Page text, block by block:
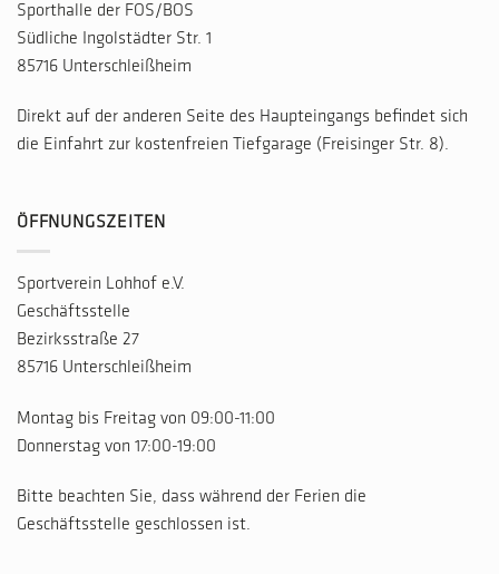
Sporthalle der FOS/BOS
Südliche Ingolstädter Str. 1
85716 Unterschleißheim
Direkt auf der anderen Seite des Haupteingangs befindet sich
die Einfahrt zur kostenfreien Tiefgarage (Freisinger Str. 8).
ÖFFNUNGSZEITEN
Sportverein Lohhof e.V.
Geschäftsstelle
Bezirksstraße 27
85716 Unterschleißheim
Montag bis Freitag von 09:00-11:00
Donnerstag von 17:00-19:00
Bitte beachten Sie, dass während der Ferien die
Geschäftsstelle geschlossen ist.